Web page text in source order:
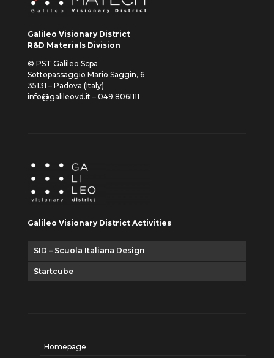
Galileo Visionary District
R&D Materials Division
© PST Galileo Scpa
Sottopassaggio Mario Saggin, 6
35131 – Padova (Italy)
info@galileovd.it – 049.8061111
Galileo Visionary District Activities
SID – Scuola Italiana Design
Startcube
Homepage